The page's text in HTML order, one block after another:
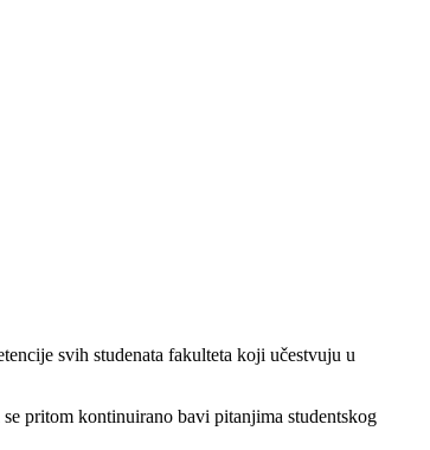
svih studenata fakulteta koji učestvuju u
pritom kontinuirano bavi pitanjima studentskog